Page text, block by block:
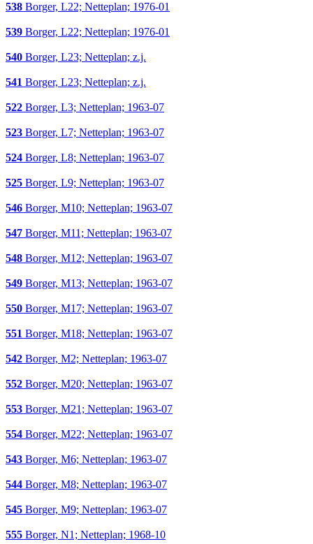
538 Borger, L22; Netteplan; 1976-01
539 Borger, L22; Netteplan; 1976-01
540 Borger, L23; Netteplan; z.j.
541 Borger, L23; Netteplan; z.j.
522 Borger, L3; Netteplan; 1963-07
523 Borger, L7; Netteplan; 1963-07
524 Borger, L8; Netteplan; 1963-07
525 Borger, L9; Netteplan; 1963-07
546 Borger, M10; Netteplan; 1963-07
547 Borger, M11; Netteplan; 1963-07
548 Borger, M12; Netteplan; 1963-07
549 Borger, M13; Netteplan; 1963-07
550 Borger, M17; Netteplan; 1963-07
551 Borger, M18; Netteplan; 1963-07
542 Borger, M2; Netteplan; 1963-07
552 Borger, M20; Netteplan; 1963-07
553 Borger, M21; Netteplan; 1963-07
554 Borger, M22; Netteplan; 1963-07
543 Borger, M6; Netteplan; 1963-07
544 Borger, M8; Netteplan; 1963-07
545 Borger, M9; Netteplan; 1963-07
555 Borger, N1; Netteplan; 1968-10